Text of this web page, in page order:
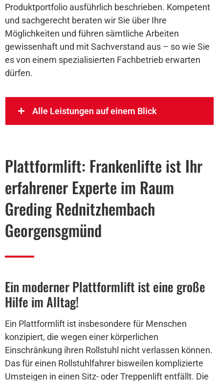
Produktportfolio ausführlich beschrieben. Kompetent
und sachgerecht beraten wir Sie über Ihre
Möglichkeiten und führen sämtliche Arbeiten
gewissenhaft und mit Sachverstand aus – so wie Sie
es von einem spezialisierten Fachbetrieb erwarten
dürfen.
Alle Leistungen auf einem Blick
Plattformlift: Frankenlifte ist Ihr
erfahrener Experte im Raum
Greding Rednitzhembach
Georgensgmünd
Ein moderner Plattformlift ist eine große
Hilfe im Alltag!
Ein Plattformlift ist insbesondere für Menschen
konzipiert, die wegen einer körperlichen
Einschränkung ihren Rollstuhl nicht verlassen können.
Das für einen Rollstuhlfahrer bisweilen komplizierte
Umsteigen in einen Sitz- oder Treppenlift entfällt. Die